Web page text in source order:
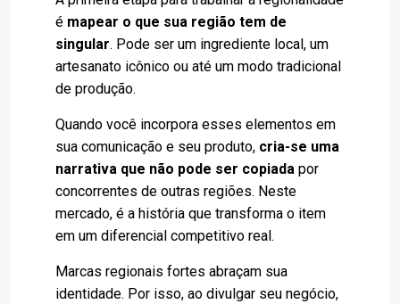
é mapear o que sua região tem de
singular. Pode ser um ingrediente local, um
artesanato icônico ou até um modo tradicional
de produção.
Quando você incorpora esses elementos em
sua comunicação e seu produto, cria-se uma
narrativa que não pode ser copiada por
concorrentes de outras regiões. Neste
mercado, é a história que transforma o item
em um diferencial competitivo real.
Marcas regionais fortes abraçam sua
identidade. Por isso, ao divulgar seu negócio,